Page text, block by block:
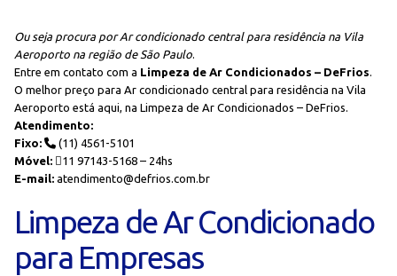
Ou seja procura por Ar condicionado central para residência na Vila
Aeroporto na região de São Paulo.
Entre em contato com a Limpeza de Ar Condicionados – DeFrios.
O melhor preço para Ar condicionado central para residência na Vila
Aeroporto está aqui, na Limpeza de Ar Condicionados – DeFrios.
Atendimento:
Fixo:
(11) 4561-5101
Móvel:
11 97143-5168 – 24hs
E-mail: atendimento@defrios.com.br
Limpeza de Ar Condicionado
para Empresas